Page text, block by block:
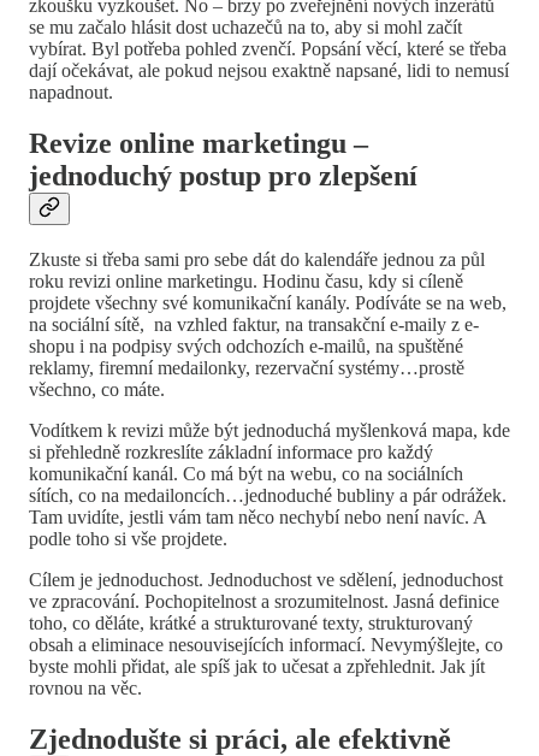
zkoušku vyzkoušet. No – brzy po zveřejnění nových inzerátů
se mu začalo hlásit dost uchazečů na to, aby si mohl začít
vybírat. Byl potřeba pohled zvenčí. Popsání věcí, které se třeba
dají očekávat, ale pokud nejsou exaktně napsané, lidi to nemusí
napadnout.
Revize online marketingu –
jednoduchý postup pro zlepšení
Zkuste si třeba sami pro sebe dát do kalendáře jednou za půl
roku revizi online marketingu. Hodinu času, kdy si cíleně
projdete všechny své komunikační kanály. Podíváte se na web,
na sociální sítě, na vzhled faktur, na transakční e-maily z e-
shopu i na podpisy svých odchozích e-mailů, na spuštěné
reklamy, firemní medailonky, rezervační systémy…prostě
všechno, co máte.
Vodítkem k revizi může být jednoduchá myšlenková mapa, kde
si přehledně rozkreslíte základní informace pro každý
komunikační kanál. Co má být na webu, co na sociálních
sítích, co na medailoncích…jednoduché bubliny a pár odrážek.
Tam uvidíte, jestli vám tam něco nechybí nebo není navíc. A
podle toho si vše projdete.
Cílem je jednoduchost. Jednoduchost ve sdělení, jednoduchost
ve zpracování. Pochopitelnost a srozumitelnost. Jasná definice
toho, co děláte, krátké a strukturované texty, strukturovaný
obsah a eliminace nesouvisejících informací. Nevymýšlejte, co
byste mohli přidat, ale spíš jak to učesat a zpřehlednit. Jak jít
rovnou na věc.
Zjednodušte si práci, ale efektivně